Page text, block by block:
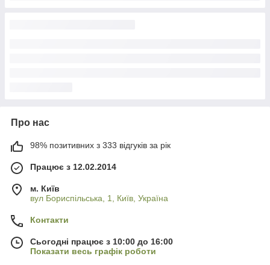
Про нас
98% позитивних з 333 відгуків за рік
Працює з 12.02.2014
м. Київ
вул Бориспільська, 1, Київ, Україна
Контакти
Сьогодні працює з 10:00 до 16:00
Показати весь графік роботи